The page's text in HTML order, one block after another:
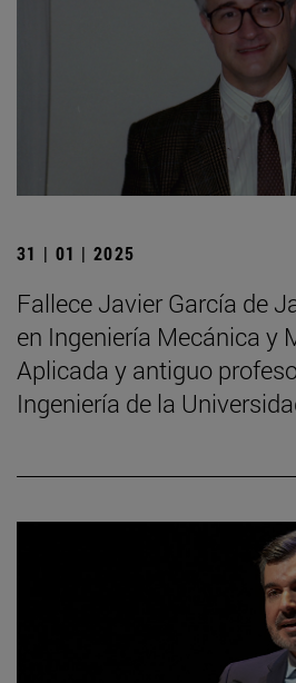
31 | 01 | 2025
Fallece Javier García de
en Ingeniería Mecánica y
Aplicada y antiguo
Ingeniería de la